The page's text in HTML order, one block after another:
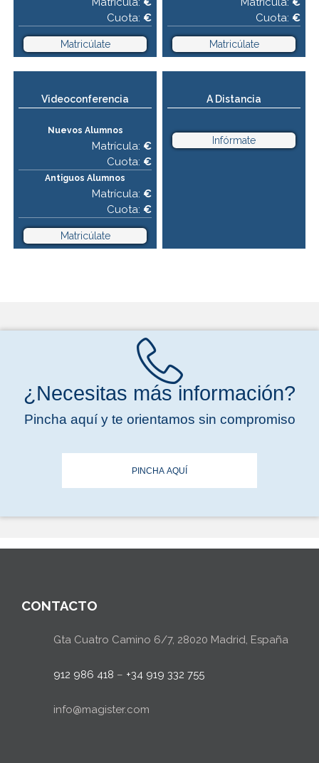
Cuota: €
Matricúlate
Cuota: €
Matricúlate
Videoconferencia
Nuevos Alumnos
Matrícula: €
Cuota: €
Antiguos Alumnos
Matrícula: €
Cuota: €
Matricúlate
A Distancia
Infórmate
¿Necesitas más información?
Pincha aquí y te orientamos sin compromiso
PINCHA AQUÍ
CONTACTO
Gta Cuatro Camino 6/7, 28020 Madrid, España
912 986 418 – +34 919 332 755
info@magister.com